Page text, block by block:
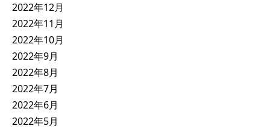
2022年12月
2022年11月
2022年10月
2022年9月
2022年8月
2022年7月
2022年6月
2022年5月